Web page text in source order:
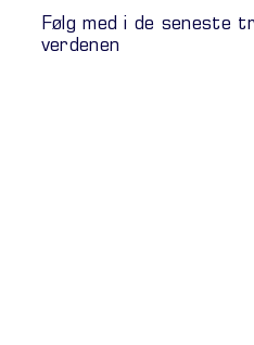
Følg med i de seneste
verdenen